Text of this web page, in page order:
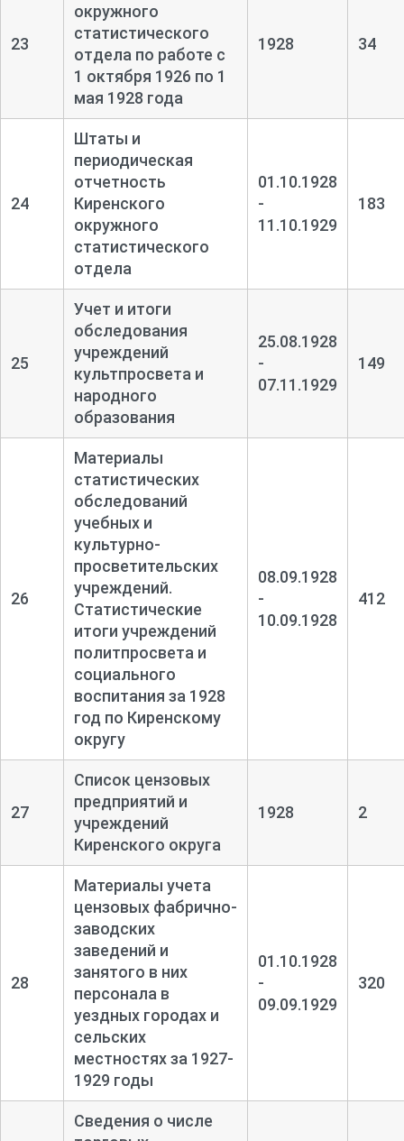
23
окружного
статистического
отдела по работе с
1 октября 1926 по 1
мая 1928 года
1928 34
24
Штаты и
периодическая
отчетность
Киренского
окружного
статистического
отдела
01.10.1928
-
11.10.1929
183
25
Учет и итоги
обследования
учреждений
культпросвета и
народного
образования
25.08.1928
-
07.11.1929
149
26
Материалы
статистических
обследований
учебных и
культурно-
просветительских
учреждений.
Статистические
итоги учреждений
политпросвета и
социального
воспитания за 1928
год по Киренскому
округу
08.09.1928
-
10.09.1928
412
27
Список цензовых
предприятий и
учреждений
Киренского округа
1928 2
28
Материалы учета
цензовых фабрично-
заводских
заведений и
занятого в них
персонала в
уездных городах и
сельских
местностях за 1927-
1929 годы
01.10.1928
-
09.09.1929
320
Сведения о числе